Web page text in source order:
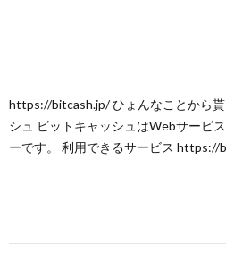
https://bitcash.jp/ ひょんなことから
シュ ビットキャッシュはWebサービ
ーです。 利用できるサービス https://